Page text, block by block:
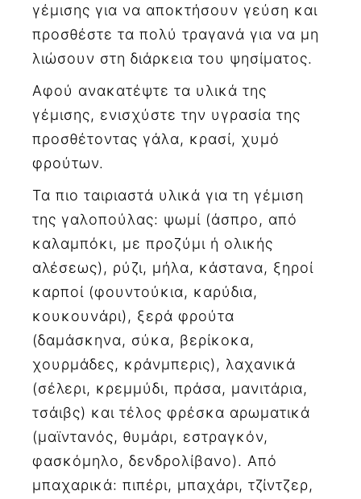
γέμισης για να αποκτήσουν γεύση και
προσθέστε τα πολύ τραγανά για να μη
λιώσουν στη διάρκεια του ψησίματος.
Αφού ανακατέψτε τα υλικά της
γέμισης, ενισχύστε την υγρασία της
προσθέτοντας γάλα, κρασί, χυμό
φρούτων.
Τα πιο ταιριαστά υλικά για τη γέμιση
της γαλοπούλας: ψωμί (άσπρο, από
καλαμπόκι, με προζύμι ή ολικής
αλέσεως), ρύζι, μήλα, κάστανα, ξηροί
καρποί (φουντούκια, καρύδια,
κουκουνάρι), ξερά φρούτα
(δαμάσκηνα, σύκα, βερίκοκα,
χουρμάδες, κράνμπερις), λαχανικά
(σέλερι, κρεμμύδι, πράσα, μανιτάρια,
τσάιβς) και τέλος φρέσκα αρωματικά
(μαϊντανός, θυμάρι, εστραγκόν,
φασκόμηλο, δενδρολίβανο). Από
μπαχαρικά: πιπέρι, μπαχάρι, τζίντζερ,